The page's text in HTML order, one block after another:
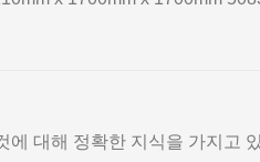
대해 정확한 지식을 가지고